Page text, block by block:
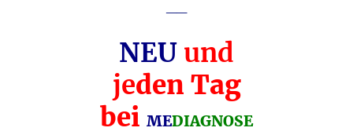
NEU und
jeden Tag
bei MEDIAGNOSE